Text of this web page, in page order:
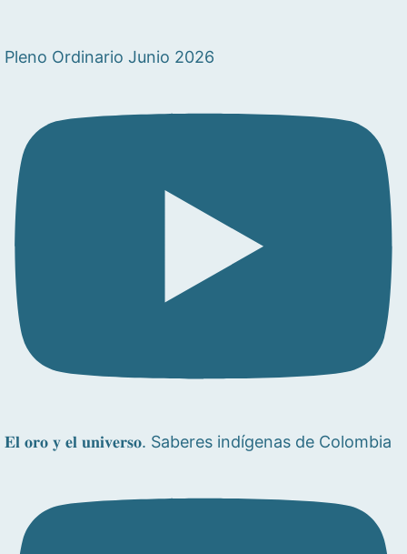
Pleno Ordinario Junio 2026
𝐄𝐥 𝐨𝐫𝐨 𝐲 𝐞𝐥 𝐮𝐧𝐢𝐯𝐞𝐫𝐬𝐨. Saberes indígenas de Colombia